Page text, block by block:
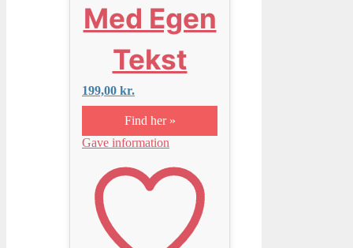
Med Egen
Tekst
199,00 kr.
Find her »
Gave information